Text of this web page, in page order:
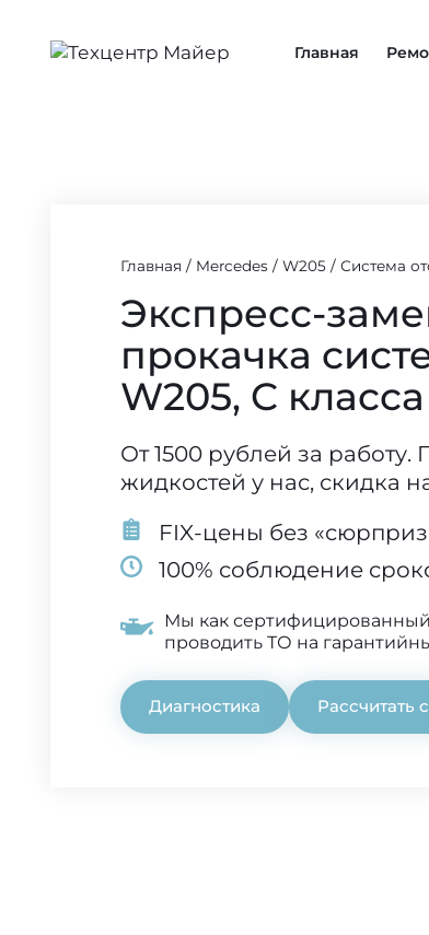
содержимому
Главная
Главная / Mercedes / W205 / Система
Экспресс-
прокачка
W205, C класса
От 1500 рублей за работу.
жидкостей у нас, скидка
FIX-цены без
100% соблюдение
Мы как
проводить ТО на
Диагностика Рассчитать